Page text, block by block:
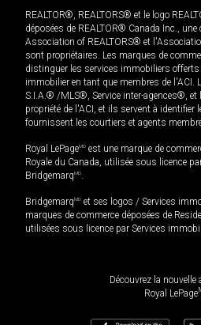
REALTOR®, REALTORS® et le logo
déposées de REALTOR® Canada Inc.,
Association of REALTORS® et
sont propriétaires. Les marques de
distinguer les services immobiliers
immobilier en tant que membres de l'ACI.
S.I.A.® /MLS®, Service inter-agences®,
propriété de l'ACI, et ils servent à
fournissent les courtiers et agents
Royal LePageMD est une marque de
Royale du Canada, utilisée sous licence
BridgemarqMD.
BridgemarqMD et ses logos / Services
marques de commerce déposées de
utilisées sous licence par Services
Découvrez la nouvelle
Royal LePage